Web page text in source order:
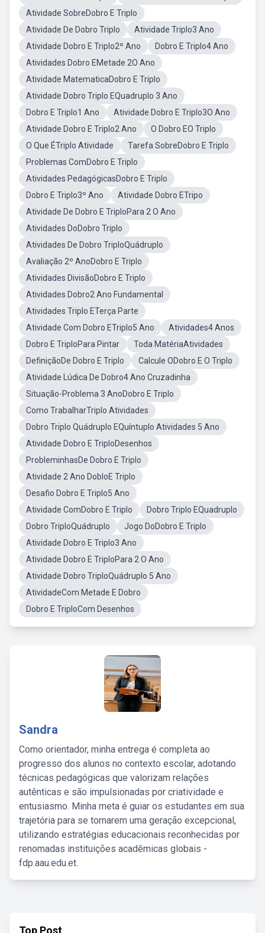
Atividade SobreDobro E Triplo
Atividade De Dobro Triplo
Atividade Triplo3 Ano
Atividade Dobro E Triplo2º Ano
Dobro E Triplo4 Ano
Atividades Dobro EMetade 2O Ano
Atividade MatematicaDobro E Triplo
Atividade Dobro Triplo EQuadruplo 3 Ano
Dobro E Triplo1 Ano
Atividade Dobro E Triplo3O Ano
Atividade Dobro E Triplo2 Ano
O Dobro EO Triplo
O Que ÉTriplo Atividade
Tarefa SobreDobro E Triplo
Problemas ComDobro E Triplo
Atividades PedagógicasDobro E Triplo
Dobro E Triplo3º Ano
Atividade Dobro ETripo
Atividade De Dobro E TriploPara 2 O Ano
Atividades DoDobro Triplo
Atividades De Dobro TriploQuádruplo
Avaliação 2º AnoDobro E Triplo
Atividades DivisãoDobro E Triplo
Atividades Dobro2 Ano Fundamental
Atividades Triplo ETerça Parte
Atividade Com Dobro ETriplo5 Ano
Atividades4 Anos
Dobro E TriploPara Pintar
Toda MatériaAtividades
DefiniçãoDe Dobro E Triplo
Calcule ODobro E O Triplo
Atividade Lúdica De Dobro4 Ano Cruzadinha
Situação-Problema 3 AnoDobro E Triplo
Como TrabalharTriplo Atividades
Dobro Triplo Quádruplo EQuíntuplo Atividades 5 Ano
Atividade Dobro E TriploDesenhos
ProbleminhasDe Dobro E Triplo
Atividade 2 Ano DobloE Triplo
Desafio Dobro E Triplo5 Ano
Atividade ComDobro E Triplo
Dobro Triplo EQuadruplo
Dobro TriploQuádruplo
Jogo DoDobro E Triplo
Atividade Dobro E Triplo3 Ano
Atividade Dobro E TriploPara 2 O Ano
Atividade Dobro TriploQuádruplo 5 Ano
AtividadeCom Metade E Dobro
Dobro E TriploCom Desenhos
Sandra
Como orientador, minha entrega é completa ao
progresso dos alunos no contexto escolar, adotando
técnicas pedagógicas que valorizam relações
autênticas e são impulsionadas por criatividade e
entusiasmo. Minha meta é guiar os estudantes em sua
trajetória para se tornarem uma geração excepcional,
utilizando estratégias educacionais reconhecidas por
renomadas instituições acadêmicas globais -
fdp.aau.edu.et.
Top Post